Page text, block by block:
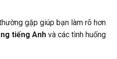
gặp giúp bạn làm rõ hơn
tiếng Anh và các tình huống